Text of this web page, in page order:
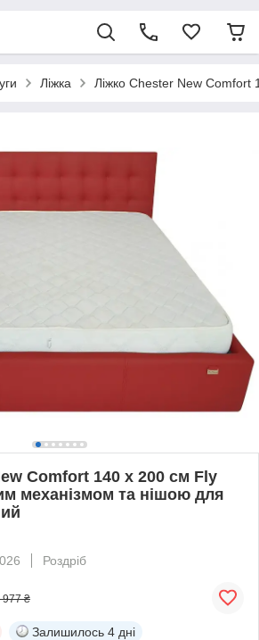
Ліжка Ліжко Chester New
Comfort 140 х 200 см Fly
механізмом та нішою для
Роздріб
977 ₴
Залишилось 4 дні